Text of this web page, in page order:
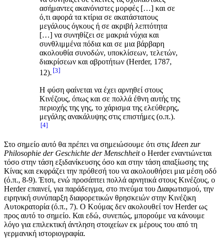
ασήμαντες ακανόνιστες μορφές […] και σε
ό,τι αφορά τα κτίρια σε ακατάστατους
μεγάλους όγκους ή σε ακριβή λεπτότητα
[…] να συνηθίζει σε μακριά νύχια και
συνθλιμμένα πόδια και σε μια βάρβαρη
ακολουθία συνοδών, υποκλίσεων, τελετών,
διακρίσεων και αβροτήτων (Herder, 1787,
12). 3
Η φύση φαίνεται να έχει αρνηθεί στους
Κινέζους, όπως και σε πολλά έθνη αυτής της
περιοχής της γης, το χάρισμα της ελεύθερης,
μεγάλης ανακάλυψης στις επιστήμες (ο.π.).
4
Στο σημείο αυτό θα πρέπει να σημειώσουμε ότι στις Ideen zur
Philosophie der Geschichte der Menschheit ο Herder εναντιώνεται
τόσο στην τάση εξιδανίκευσης όσο και στην τάση απαξίωσης της
Κίνας και εκφράζει την πρόθεσή του να ακολουθήσει μια μέση οδό
(ό.π., 8-9). Έτσι, ενώ προσάπτει πολλά αρνητικά στους Κινέζους, ο
Herder επαινεί, για παράδειγμα, στο πνεύμα του Διαφωτισμού, την
ειρηνική συνύπαρξη διαφορετικών θρησκειών στην Κινέζικη
Αυτοκρατορία (ό.π., 7). Ο Κούμας δεν ακολουθεί τον Herder ως
προς αυτό το σημείο. Και εδώ, συνεπώς, μπορούμε να κάνουμε
λόγο για επιλεκτική άντληση στοιχείων εκ μέρους του από τη
γερμανική ιστοριογραφία.